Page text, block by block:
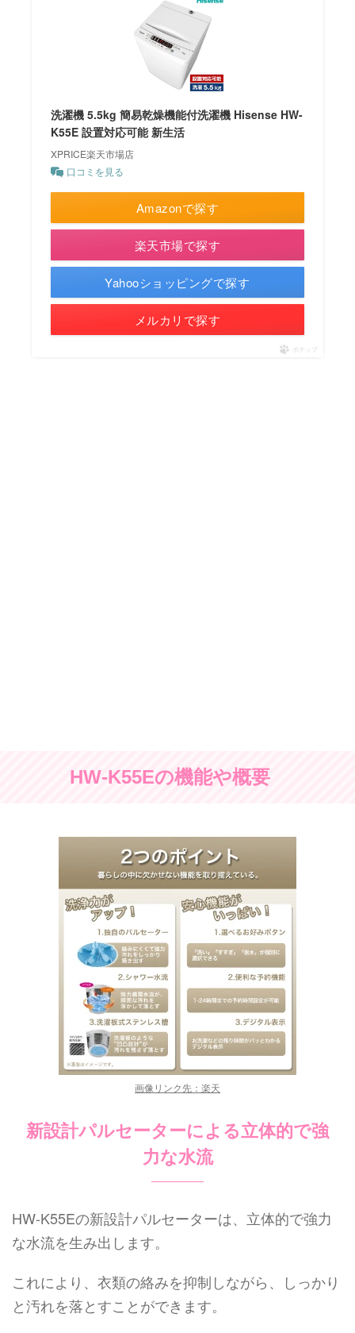
洗濯機 5.5kg 簡易乾燥機能付洗濯機 Hisense HW-
K55E 設置対応可能 新生活
XPRICE楽天市場店
口コミを見る
Amazonで探す
楽天市場で探す
Yahooショッピングで探す
メルカリで探す
ポチップ
HW-K55Eの機能や概要
画像リンク先：楽天
新設計パルセーターによる立体的で強
力な水流
HW-K55Eの新設計パルセーターは、立体的で強力
な水流を生み出します。
これにより、衣類の絡みを抑制しながら、しっかり
と汚れを落とすことができます。